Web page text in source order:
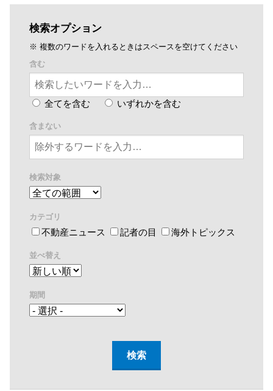
検索オプション
※ 複数のワードを入れるときはスペースを空けてください
含む
全てを含む いずれかを含む
含まない
検索対象
カテゴリ
不動産ニュース 記者の目 海外トピックス
並べ替え
期間